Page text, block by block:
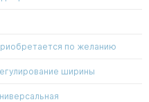
по желанию
ширины